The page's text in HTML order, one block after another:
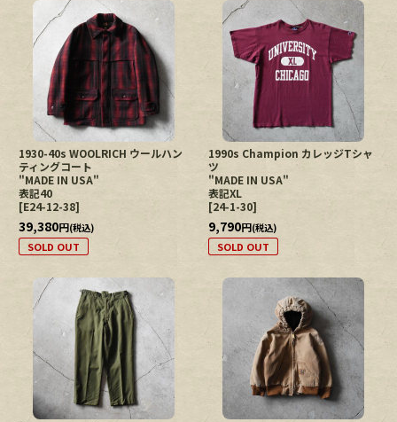
1930-40s WOOLRICH ウールハン
ティングコート
"MADE IN USA"
表記40
[E24-12-38]
39,380円(税込)
SOLD OUT
1990s Champion カレッジTシャ
ツ
"MADE IN USA"
表記XL
[24-1-30]
9,790円(税込)
SOLD OUT